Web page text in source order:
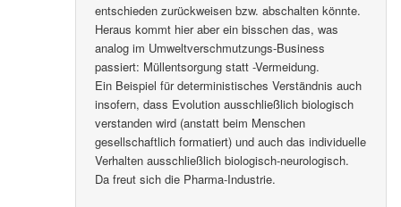
entschieden zurückweisen bzw. abschalten könnte.
Heraus kommt hier aber ein bisschen das, was
analog im Umweltverschmutzungs-Business
passiert: Müllentsorgung statt -Vermeidung.
Ein Beispiel für deterministisches Verständnis auch
insofern, dass Evolution ausschließlich biologisch
verstanden wird (anstatt beim Menschen
gesellschaftlich formatiert) und auch das individuelle
Verhalten ausschließlich biologisch-neurologisch.
Da freut sich die Pharma-Industrie.